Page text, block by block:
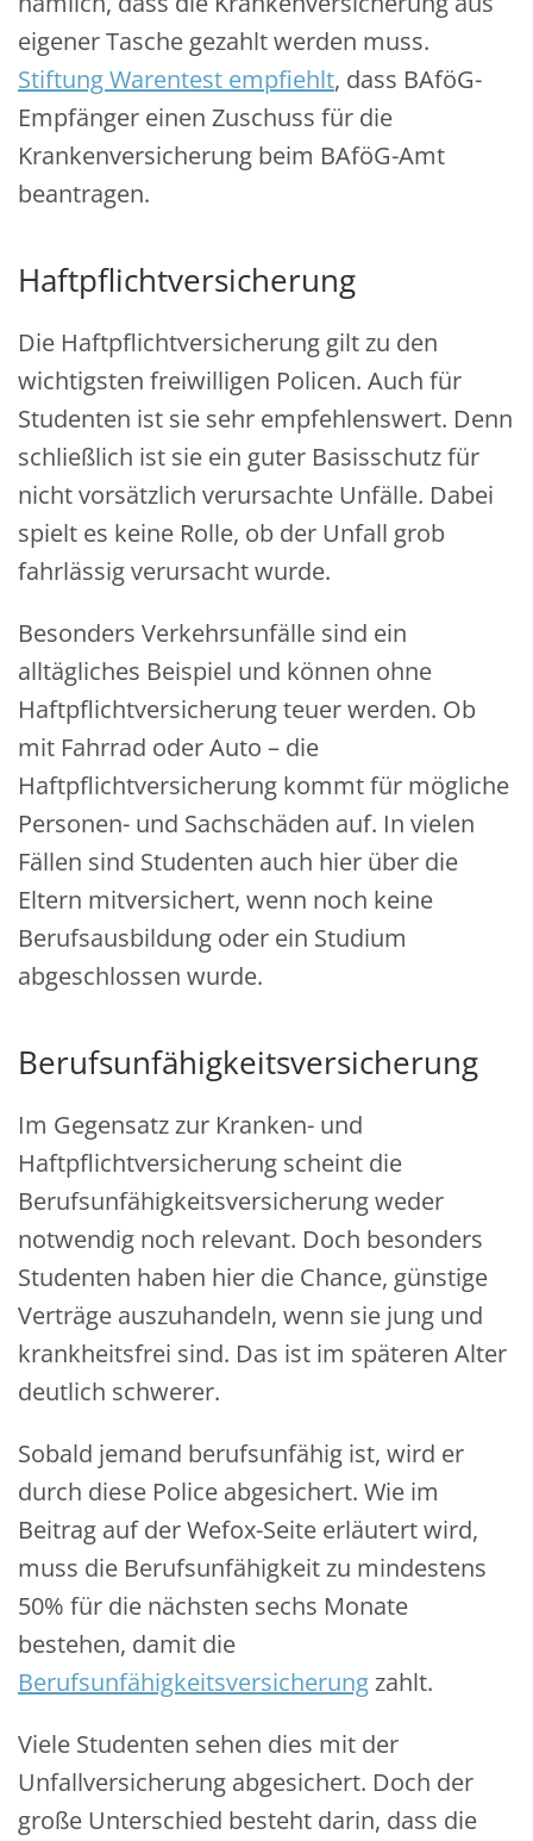
eigener Tasche gezahlt werden muss.
Stiftung Warentest empfiehlt, dass BAföG-
Empfänger einen Zuschuss für die
Krankenversicherung beim BAföG-Amt
beantragen.
Haftpflichtversicherung
Die Haftpflichtversicherung gilt zu den
wichtigsten freiwilligen Policen. Auch für
Studenten ist sie sehr empfehlenswert. Denn
schließlich ist sie ein guter Basisschutz für
nicht vorsätzlich verursachte Unfälle. Dabei
spielt es keine Rolle, ob der Unfall grob
fahrlässig verursacht wurde.
Besonders Verkehrsunfälle sind ein
alltägliches Beispiel und können ohne
Haftpflichtversicherung teuer werden. Ob
mit Fahrrad oder Auto – die
Haftpflichtversicherung kommt für mögliche
Personen- und Sachschäden auf. In vielen
Fällen sind Studenten auch hier über die
Eltern mitversichert, wenn noch keine
Berufsausbildung oder ein Studium
abgeschlossen wurde.
Berufsunfähigkeitsversicherung
Im Gegensatz zur Kranken- und
Haftpflichtversicherung scheint die
Berufsunfähigkeitsversicherung weder
notwendig noch relevant. Doch besonders
Studenten haben hier die Chance, günstige
Verträge auszuhandeln, wenn sie jung und
krankheitsfrei sind. Das ist im späteren Alter
deutlich schwerer.
Sobald jemand berufsunfähig ist, wird er
durch diese Police abgesichert. Wie im
Beitrag auf der Wefox-Seite erläutert wird,
muss die Berufsunfähigkeit zu mindestens
50% für die nächsten sechs Monate
bestehen, damit die
Berufsunfähigkeitsversicherungzahlt.
Viele Studenten sehen dies mit der
Unfallversicherung abgesichert. Doch der
große Unterschied besteht darin, dass die